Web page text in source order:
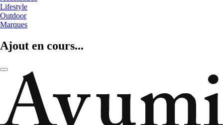
Lifestyle
Outdoor
Marques
Ajout en cours...